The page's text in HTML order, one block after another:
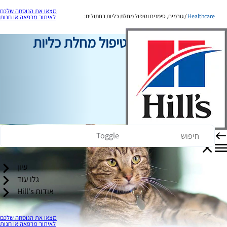
מצאו את הנוסחה שלכם
לאיתור מרפאה או חנות
Toggle
עיון
גלו עוד
אודות Hill's
מצאו את הנוסחה שלכם
לאיתור מרפאה או חנות
Healthcare גורמים, סימנים וטיפול מחלת כליות בחתולים:
גורמים, סימנים וטיפול מחלת כליות
בחתולים:
תמיכה בבריאות
כותב צוות
01 באוגוסט, 2024